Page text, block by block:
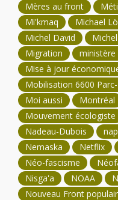
Mères au front
Mi'kmaq
Michael
Michel David
Migration
ministère
Mise à jour
Mobilisation 6600
Moi aussi
Montréal
Mouvement écologiste
Nadeau-Dubois
Nemaska
Netflix
Néo-fascisme
Nisga'a
NOAA
Nouveau Front